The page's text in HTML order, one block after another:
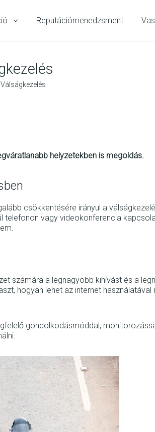
Reputációmenedzsment
Válságkezelés
helyzetekben is megoldás.
csökkentésére irányul a
vagy videokonferencia
számára a legnagyobb kihívást és a
hogyan lehet az internet
gondolkodásmóddal,